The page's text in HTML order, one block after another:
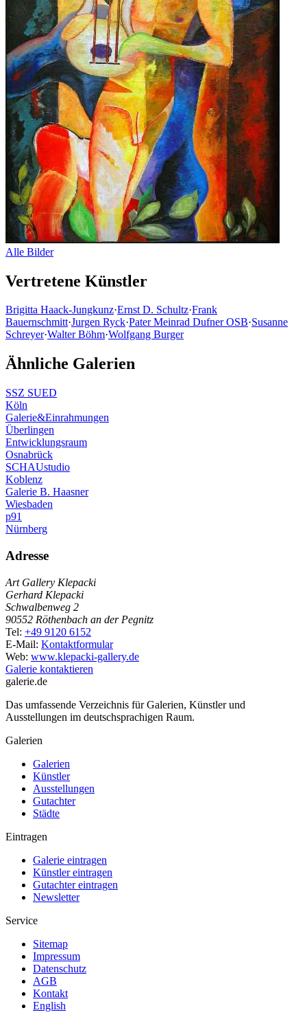
Alle Bilder
Vertretene Künstler
Brigitta Haack-Jungkunz·Ernst D. Schultz·Frank
Bauernschmitt·Jurgen Ryck·Pater Meinrad Dufner OSB·Susanne
Schreyer·Walter Böhm·Wolfgang Burger
Ähnliche Galerien
SSZ SUED
Köln
Galerie&Einrahmungen
Überlingen
Entwicklungsraum
Osnabrück
SCHAUstudio
Koblenz
Galerie B. Haasner
Wiesbaden
p91
Nürnberg
Adresse
Art Gallery Klepacki
Gerhard Klepacki
Schwalbenweg 2
90552 Röthenbach an der Pegnitz
Tel: +49 9120 6152
E-Mail: Kontaktformular
Web: www.klepacki-gallery.de
Galerie kontaktieren
galerie.de
Das umfassende Verzeichnis für Galerien, Künstler und
Ausstellungen im deutschsprachigen Raum.
Galerien
Galerien
Künstler
Ausstellungen
Gutachter
Städte
Eintragen
Galerie eintragen
Künstler eintragen
Gutachter eintragen
Newsletter
Service
Sitemap
Impressum
Datenschutz
AGB
Kontakt
English